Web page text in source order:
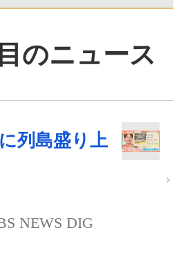
のニュース
列島盛り上
NEWS DIG